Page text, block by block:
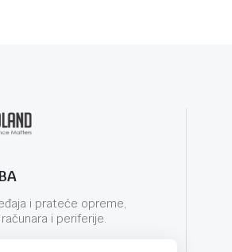
i prateće opreme,
i periferije.